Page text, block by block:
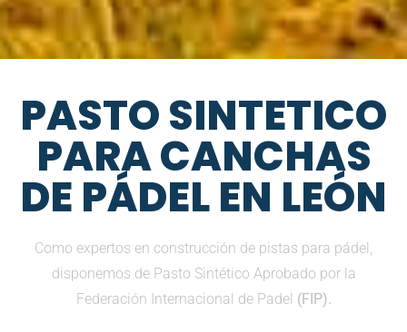
PASTO SINTETICO
PARA CANCHAS
DE PÁDEL EN LEÓN
Como expertos en construcción de pistas para pádel,
disponemos de Pasto Sintético Aprobado por la
Federación Internacional de Padel (FIP).